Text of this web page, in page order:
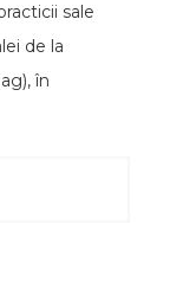
sale
de la
în